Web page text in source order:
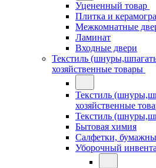
Уцененный товар
Плитка и
Межкомнатные
Ламинат
Входные двери
Текстиль
хозяйственные товары
Текстиль
хозяйственные
Текстиль
Бытовая химия
Салфетки,
Уборочный